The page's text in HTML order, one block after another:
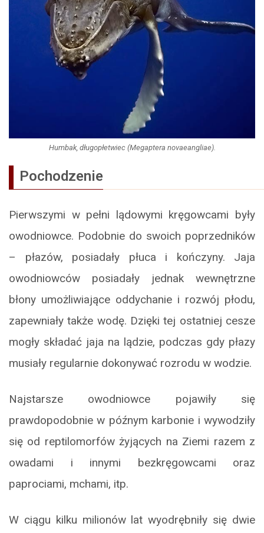
Humbak, długopłetwiec (Megaptera novaeangliae).
Pochodzenie
Pierwszymi w pełni lądowymi kręgowcami były
owodniowce. Podobnie do swoich poprzedników
– płazów, posiadały płuca i kończyny. Jaja
owodniowców posiadały jednak wewnętrzne
błony umożliwiające oddychanie i rozwój płodu,
zapewniały także wodę. Dzięki tej ostatniej cesze
mogły składać jaja na lądzie, podczas gdy płazy
musiały regularnie dokonywać rozrodu w wodzie.
Najstarsze owodniowce pojawiły się
prawdopodobnie w późnym karbonie i wywodziły
się od reptilomorfów żyjących na Ziemi razem z
owadami i innymi bezkręgowcami oraz
paprociami, mchami, itp.
W ciągu kilku milionów lat wyodrębniły się dwie